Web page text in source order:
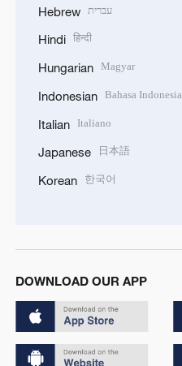
Hebrew עברית
Hindi हिन्दी
Hungarian Magyar
Indonesian Bahasa Indonesia
Italian Italiano
Japanese 日本語
Korean 한국어
DOWNLOAD OUR APP